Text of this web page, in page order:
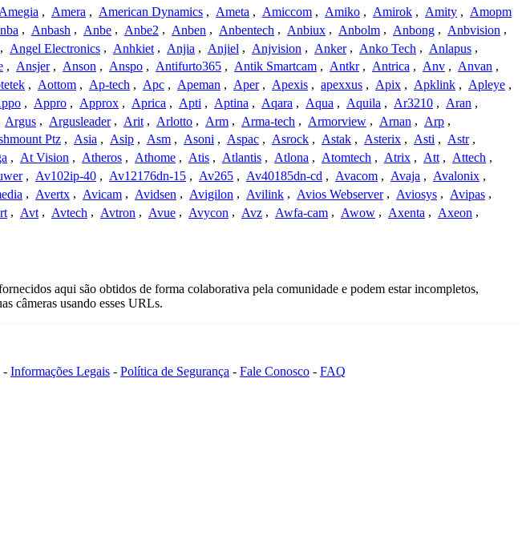
Amegia , Amera , American Dynamics , Ameta , Amiccom , Amiko , Amirok , Amity , Amopm
, Anbash , Anbe , Anbe2 , Anben , Anbentech , Anbiux , Anbolm , Anbong , Anbvision ,
, Angel Electronics , Anhkiet , Anjia , Anjiel , Anjvision , Anker , Anko Tech , Anlapus ,
, Ansjer , Anson , Anspo , Antifurto365 , Antik Smartcam , Antkr , Antrica , Anv , Anvan ,
, Aottom , Ap-tech , Apc , Apeman , Aper , Apexis , apexxus , Apix , Apklink , Apleye ,
, Appro , Approx , Aprica , Apti , Aptina , Aqara , Aqua , Aquila , Ar3210 , Aran ,
Argus , Argusleader , Arit , Arlotto , Arm , Arma-tech , Armorview , Arnan , Arp ,
Ptz , Asia , Asip , Asm , Asoni , Aspac , Asrock , Astak , Asterix , Asti , Astr ,
, At Vision , Atheros , Athome , Atis , Atlantis , Atlona , Atomtech , Atrix , Att , Attech ,
, Av102ip-40 , Av12176dn-15 , Av265 , Av40185dn-cd , Avacom , Avaja , Avalonix ,
, Avertx , Avicam , Avidsen , Avigilon , Avilink , Avios Webserver , Aviosys , Avipas ,
, Avt , Avtech , Avtron , Avue , Avycon , Avz , Awfa-cam , Awow , Axenta , Axeon ,
aqui são obtidos de forma colaborativa pela comunidade e podem estar incompletos,
câmeras usando esses URLs.
- Informações Legais - Política de Segurança - Fale Conosco - FAQ